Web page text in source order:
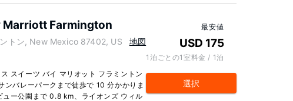
Marriott Farmington
トン, New Mexico 87402, US
地図
スイーツ バイ マリオット フラミントン
ンバレーパークまで徒歩で 10 分かかりま
ー公園まで 0.8 km、ライオンズ ウィル
最安値
USD 175
1泊ごとの1室料金 / 1泊
選択